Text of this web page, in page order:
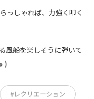
っしゃれば、力強く叩く
風船を楽しそうに弾いて
)
#レクリエーション